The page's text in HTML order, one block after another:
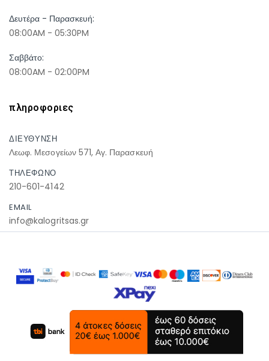
Δευτέρα - Παρασκευή:
08:00AM - 05:30PM
Σαββάτο:
08:00AM - 02:00PM
πληροφοριες
ΔΙΕΥΘΥΝΣΗ
Λεωφ. Μεσογείων 571, Αγ. Παρασκευή
ΤΗΛΕΦΩΝΟ
210-601-4142
EMAIL
info@kalogritsas.gr